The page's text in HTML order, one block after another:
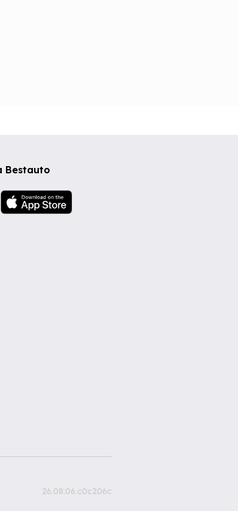
Bestauto
26.08.06.c0c206c